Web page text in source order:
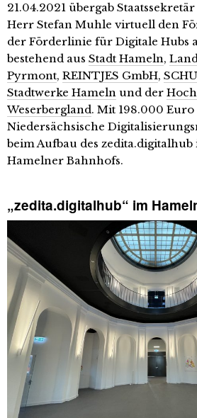
21.04.2021 übergab
Herr Stefan Muhle virtuell den
der Förderlinie für Digitale Hubs
bestehend aus Stadt Hameln,
Pyrmont, REINTJES GmbH,
Stadtwerke Hameln und der
Weserbergland. Mit 198.000
Niedersächsische
beim Aufbau des zedita.digitalhub
Hamelner Bahnhofs.
„zedita.digitalhub“ im